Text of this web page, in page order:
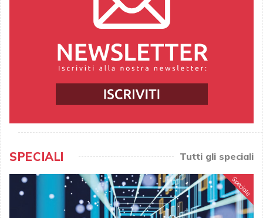
SPECIALI Tutti gli speciali
Speciale